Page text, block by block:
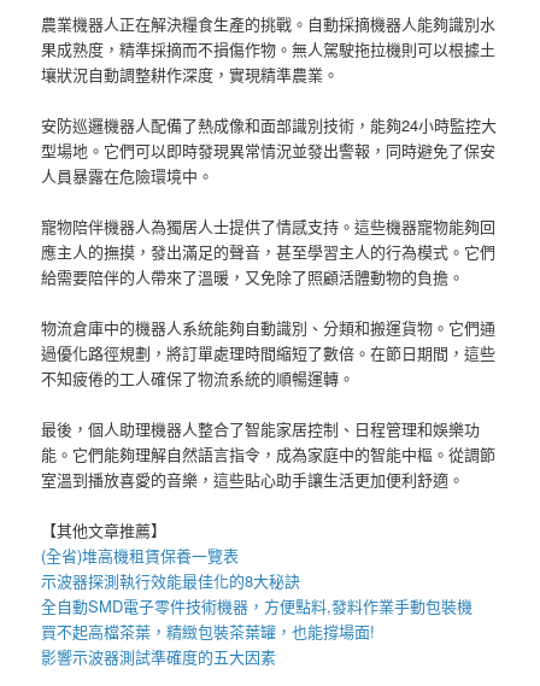
農業機器人正在解決糧食生產的挑戰。自動採摘機器人能夠識別水
果成熟度，精準採摘而不損傷作物。無人駕駛拖拉機則可以根據土
壤狀況自動調整耕作深度，實現精準農業。
安防巡邏機器人配備了熱成像和面部識別技術，能夠24小時監控大
型場地。它們可以即時發現異常情況並發出警報，同時避免了保安
人員暴露在危險環境中。
寵物陪伴機器人為獨居人士提供了情感支持。這些機器寵物能夠回
應主人的撫摸，發出滿足的聲音，甚至學習主人的行為模式。它們
給需要陪伴的人帶來了溫暖，又免除了照顧活體動物的負擔。
物流倉庫中的機器人系統能夠自動識別、分類和搬運貨物。它們通
過優化路徑規劃，將訂單處理時間縮短了數倍。在節日期間，這些
不知疲倦的工人確保了物流系統的順暢運轉。
最後，個人助理機器人整合了智能家居控制、日程管理和娛樂功
能。它們能夠理解自然語言指令，成為家庭中的智能中樞。從調節
室溫到播放喜愛的音樂，這些貼心助手讓生活更加便利舒適。
【其他文章推薦】
(全省)堆高機租賃保養一覽表
示波器探測執行效能最佳化的8大秘訣
全自動SMD電子零件技術機器 ，方便點料,發料作業手動包裝機
買不起高檔茶葉，精緻包裝茶葉罐 ，也能撐場面!
影響示波器測試準確度的五大因素